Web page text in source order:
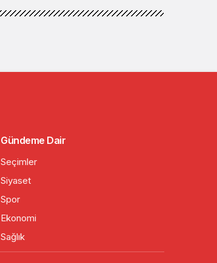
Gündeme Dair
Seçimler
Siyaset
Spor
Ekonomi
Sağlık